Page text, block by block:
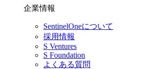
企業情報
SentinelOneについて
採用情報
S Ventures
S Foundation
よくある質問